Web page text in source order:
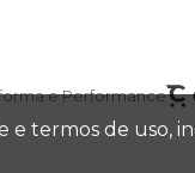
e Performance
termos de uso,